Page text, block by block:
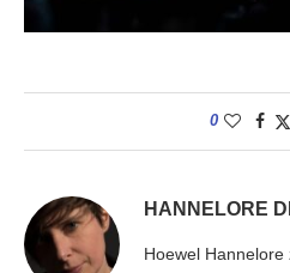
0
HANNELORE
Hoewel